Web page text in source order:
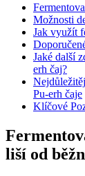
Možnosti
Jak využít
Jaké další
erh čaj?
Pu-erh čaje
Klíčové
liší od